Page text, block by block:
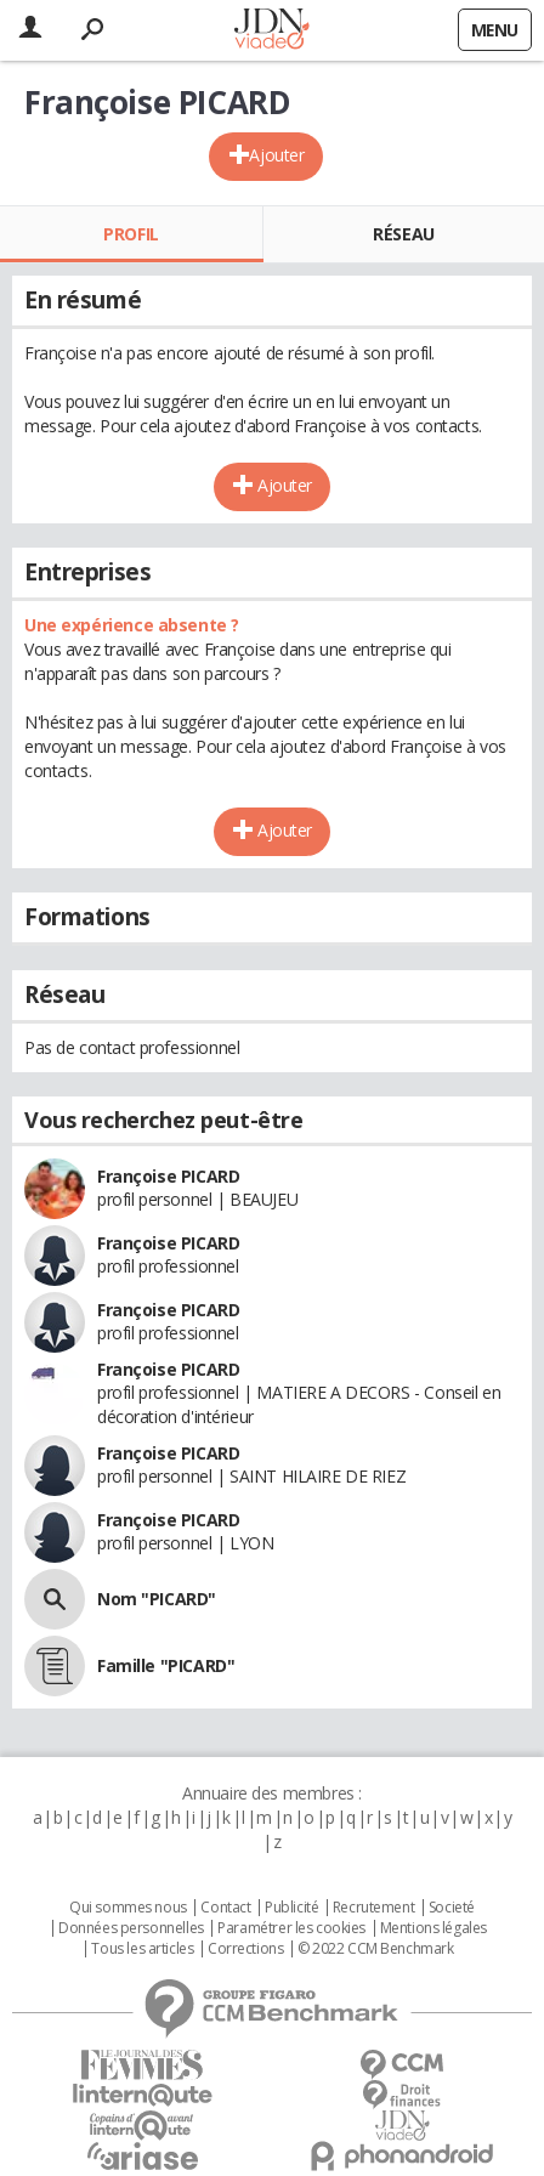
MENU
Ajouter
Françoise PICARD
PROFIL RÉSEAU
En résumé
Françoise n'a pas encore ajouté de résumé à son profil.
Vous pouvez lui suggérer d'en écrire un en lui envoyant un
message. Pour cela ajoutez d'abord Françoise à vos contacts.
Ajouter
Entreprises
Une expérience absente ?
Vous avez travaillé avec Françoise dans une entreprise qui
n'apparaît pas dans son parcours ?
N'hésitez pas à lui suggérer d'ajouter cette expérience en lui
envoyant un message. Pour cela ajoutez d'abord Françoise à vos
contacts.
Ajouter
Formations
Réseau
Pas de contact professionnel
Vous recherchez peut-être
Françoise PICARD
profil personnel | BEAUJEU
Françoise PICARD
profil professionnel
Françoise PICARD
profil professionnel
Françoise PICARD
profil professionnel | MATIERE A DECORS - Conseil en
décoration d'intérieur
Françoise PICARD
profil personnel | SAINT HILAIRE DE RIEZ
Françoise PICARD
profil personnel | LYON
Nom "PICARD"
Famille "PICARD"
Annuaire des membres :
a b c d e f g h i j k l m n o p q r s t u v w x y
z
Qui sommes nous Contact Publicité Recrutement
Societé
Données personnelles
Paramétrer les cookies
Mentions légales
Tous les articles
Corrections © 2022 CCM Benchmark